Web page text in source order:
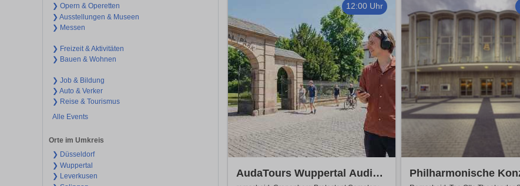
❯ Opern & Operetten
❯ Ausstellungen & Museen
❯ Messen
❯ Freizeit & Aktivitäten
❯ Bauen & Wohnen
❯ Job & Bildung
❯ Auto & Verker
❯ Reise & Tourismus
Alle Events
Orte im Umkreis
❯ Düsseldorf
❯ Wuppertal
❯ Leverkusen
12:00 Uhr
AudaTours Wuppertal Audio-
Philharmonische